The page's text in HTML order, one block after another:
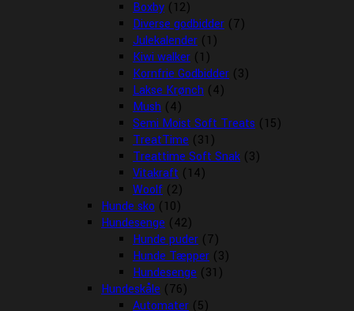
Boxby (12)
Diverse godbidder (7)
Julekalender (1)
Kiwi walker (1)
Kornfrie Godbidder (3)
Lakse Krønch (4)
Mush (4)
Semi Moist Soft Treats (15)
TreatTime (31)
Treattime Soft Snak (3)
Vitakraft (14)
Woolf (2)
Hunde sko (10)
Hundesenge (42)
Hunde puder (7)
Hunde Tæpper (3)
Hundesenge (31)
Hundeskåle (76)
Automater (5)